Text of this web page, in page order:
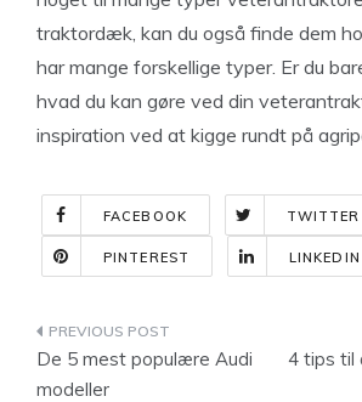
traktordæk, kan du også finde dem
har mange forskellige typer. Er du
hvad du kan gøre ved din
inspiration ved at kigge rundt på
FACEBOOK TWITTER
PINTEREST LINKEDIN
Indlægsnavigation
De 5 mest populære Audi
modeller
4 tips til